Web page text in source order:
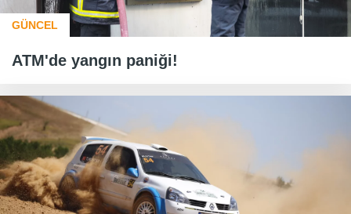
GÜNCEL
ATM'de yangın paniği!